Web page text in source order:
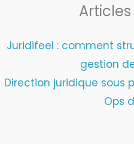
Juridifeel : comment
gestion
Direction juridique sous
Ops